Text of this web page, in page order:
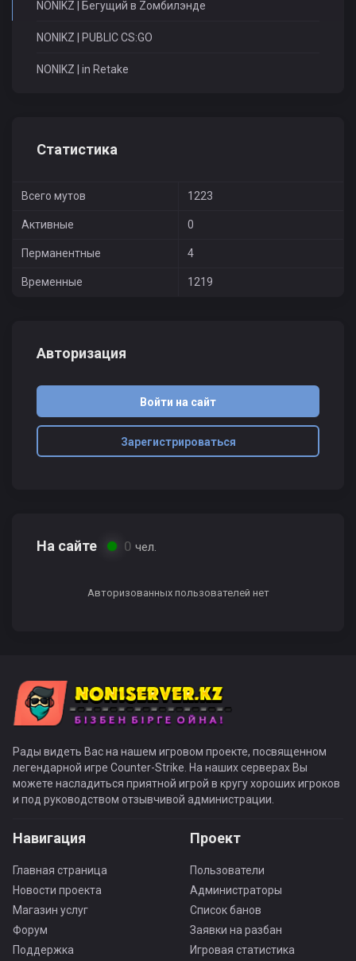
NONIKZ | Бегущий в Zомбилэнде
NONIKZ | PUBLIC CS:GO
NONIKZ | in Retake
Статистика
Всего мутов 1223
Активные 0
Перманентные 4
Временные 1219
Авторизация
Войти на сайт
Зарегистрироваться
На сайте 0 чел.
Авторизованных пользователей нет
Рады видеть Вас на нашем игровом проекте, посвященном
легендарной игре Counter-Strike. На наших серверах Вы
можете насладиться приятной игрой в кругу хороших игроков
и под руководством отзывчивой администрации.
Навигация
Главная страница
Новости проекта
Магазин услуг
Форум
Поддержка
Проект
Пользователи
Администраторы
Список банов
Заявки на разбан
Игровая статистика